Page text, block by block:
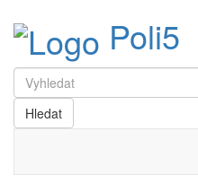
Poli5